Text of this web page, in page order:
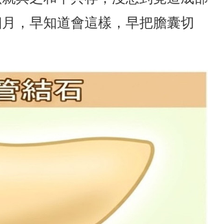
，早知道會這樣，早把膽囊切